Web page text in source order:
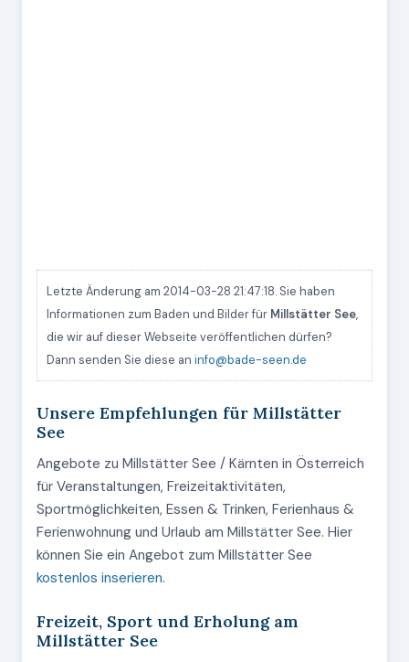
Letzte Änderung am 2014-03-28 21:47:18. Sie haben
Informationen zum Baden und Bilder für Millstätter See,
die wir auf dieser Webseite veröffentlichen dürfen?
Dann senden Sie diese an info@bade-seen.de
Unsere Empfehlungen für Millstätter
See
Angebote zu Millstätter See / Kärnten in Österreich
für Veranstaltungen, Freizeitaktivitäten,
Sportmöglichkeiten, Essen & Trinken, Ferienhaus &
Ferienwohnung und Urlaub am Millstätter See. Hier
können Sie ein Angebot zum Millstätter See
kostenlos inserieren.
Freizeit, Sport und Erholung am
Millstätter See